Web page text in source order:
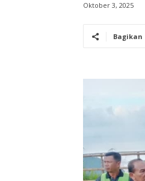
Oktober 3, 2025
Bagikan